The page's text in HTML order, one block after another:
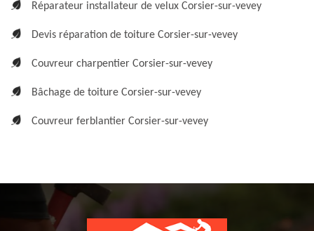
Réparateur installateur de velux Corsier-sur-vevey
Devis réparation de toiture Corsier-sur-vevey
Couvreur charpentier Corsier-sur-vevey
Bâchage de toiture Corsier-sur-vevey
Couvreur ferblantier Corsier-sur-vevey